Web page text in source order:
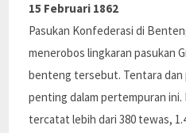
15 Februari 1862
Pasukan Konfederasi di
menerobos lingkaran pasukan
benteng tersebut. Tentara dan
penting dalam pertempuran
tercatat lebih dari 380 tewas,